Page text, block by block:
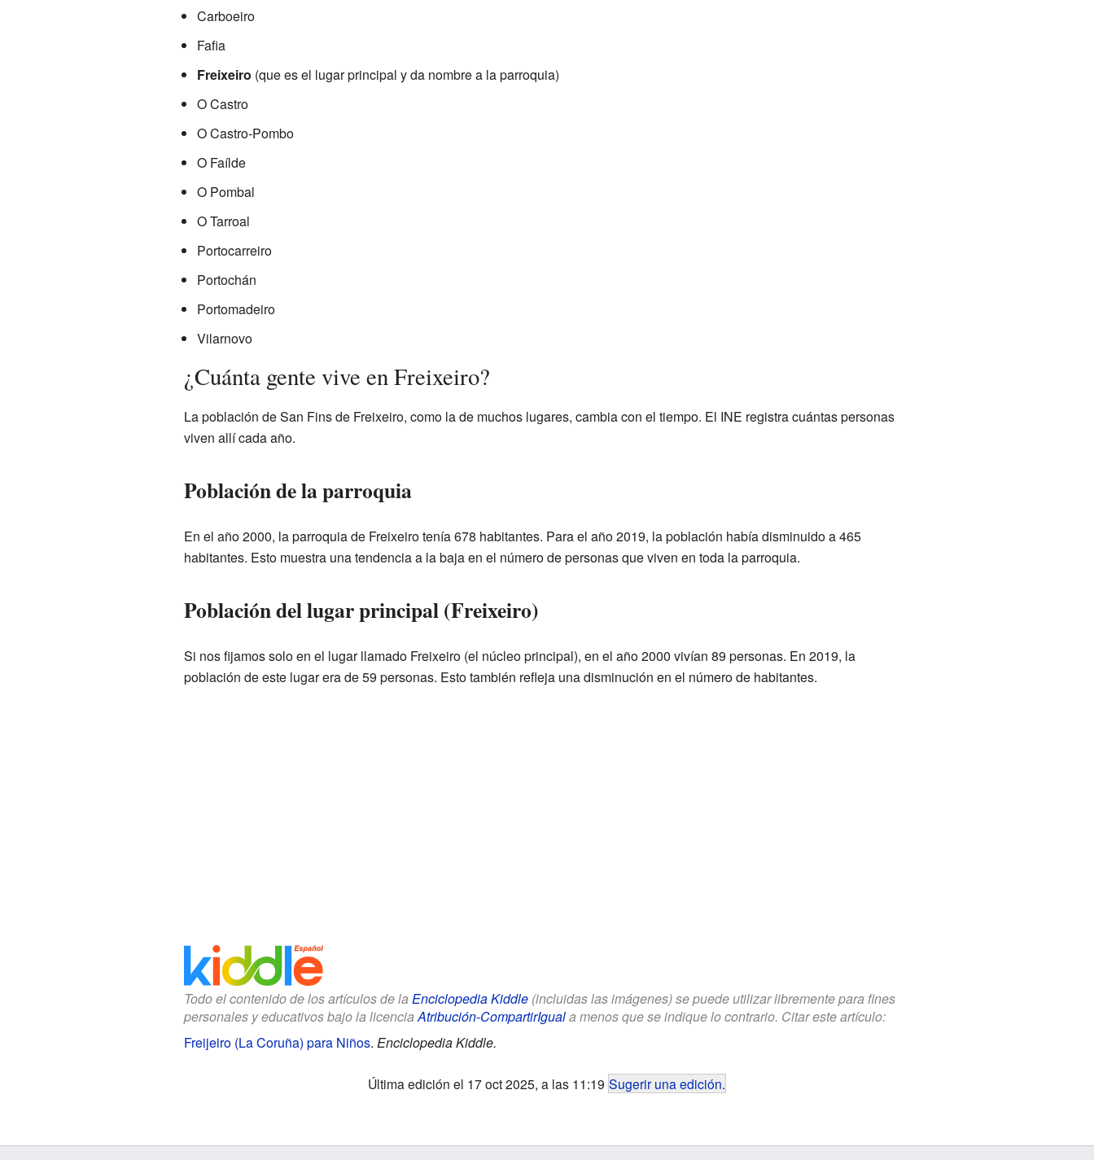
Carboeiro
Fafia
Freixeiro (que es el lugar principal y da nombre a la parroquia)
O Castro
O Castro-Pombo
O Faílde
O Pombal
O Tarroal
Portocarreiro
Portochán
Portomadeiro
Vilarnovo
¿Cuánta gente vive en Freixeiro?
La población de San Fins de Freixeiro, como la de muchos lugares, cambia con el tiempo. El INE registra cuántas personas
viven allí cada año.
Población de la parroquia
En el año 2000, la parroquia de Freixeiro tenía 678 habitantes. Para el año 2019, la población había disminuido a 465
habitantes. Esto muestra una tendencia a la baja en el número de personas que viven en toda la parroquia.
Población del lugar principal (Freixeiro)
Si nos fijamos solo en el lugar llamado Freixeiro (el núcleo principal), en el año 2000 vivían 89 personas. En 2019, la
población de este lugar era de 59 personas. Esto también refleja una disminución en el número de habitantes.
Todo el contenido de los artículos de la Enciclopedia Kiddle(incluidas las imágenes) se puede utilizar libremente para fines
personales y educativos bajo la licenciaAtribución-CompartirIguala menos que se indique lo contrario. Citar este artículo:
Freijeiro (La Coruña) para Niños. Enciclopedia Kiddle.
Última edición el 17 oct 2025, a las 11:19 Sugerir una edición.